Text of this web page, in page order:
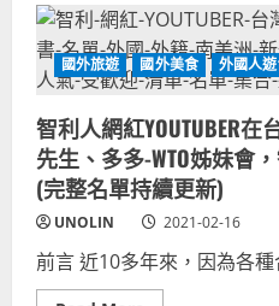
目
來
賓，
瓜
地
拉
籍
外
國
人
臉
FB(完
整
名
拉
克
人
網
紅
在
台
灣：
李
佩
修、
阿
里
ALI，
WTO
國外旅遊 國外美食 外國人
智利人網紅YOUTUBER在
先生、多多-WTO姊妹會
(完整名單持續更新)
UNOLIN 2021-02-16
前言 近10多年來，因為各